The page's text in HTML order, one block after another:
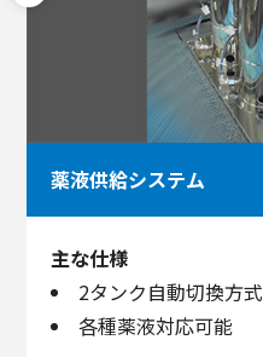
薬液供給システム
主な仕様
2タンク自動切換方式
各種薬液対応可能